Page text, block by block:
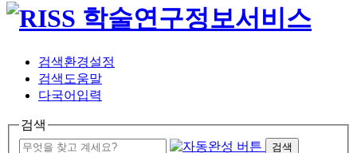
검색환경설정
검색도움말
다국어입력
검색
검색